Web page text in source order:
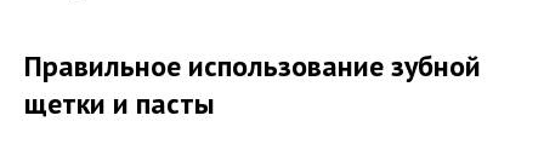
Правильное использование зубной
щетки и пасты